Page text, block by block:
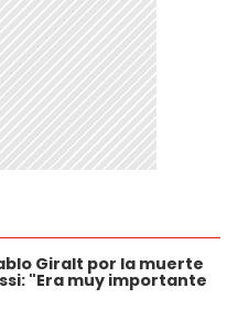
Giralt por la muerte
"Era muy importante